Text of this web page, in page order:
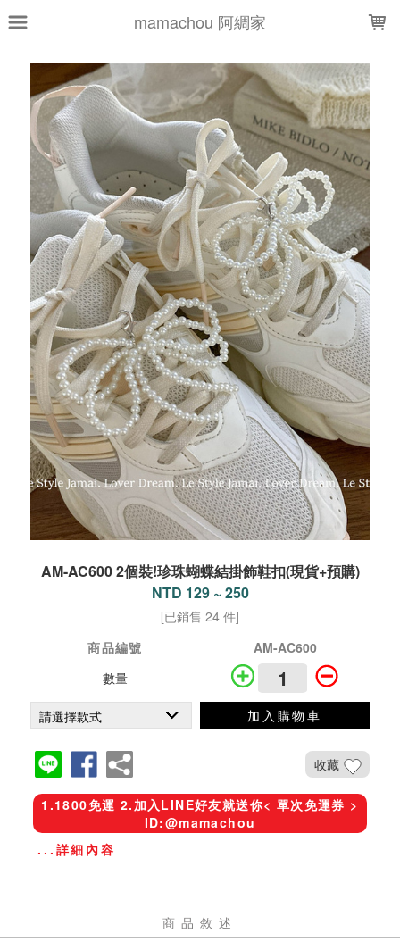
mamachou 阿綢家
AM-AC600 2個裝!珍珠蝴蝶結掛飾鞋扣(現貨+預購)
NTD 129 ~ 250
[已銷售 24 件]
商品編號
AM-AC600
數量
加入購物車
收藏
1.1800免運 2.加入LINE好友就送你< 單次免運券 >
ID:@mamachou
...詳細內容
商品敘述